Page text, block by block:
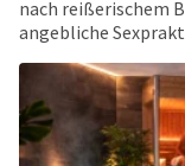
nach reißerischem
angebliche